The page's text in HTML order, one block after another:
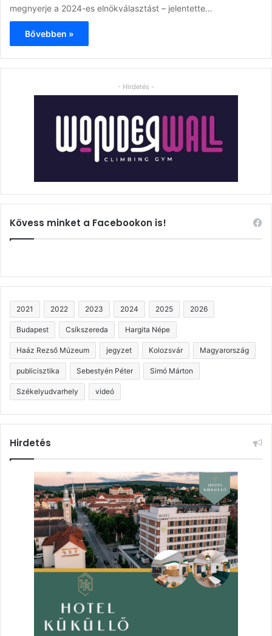
megnyerje a 2024-es elnökválasztást – jelentette…
Bővebben »
- Hirdetés -
Kövess minket a Facebookon is!
2021 2022 2023 2024 2025 2026
Budapest Csíkszereda Hargita Népe
Haáz Rezső Múzeum jegyzet Kolozsvár Magyarország
publicisztika Sebestyén Péter Simó Márton
Székelyudvarhely videó
Hirdetés